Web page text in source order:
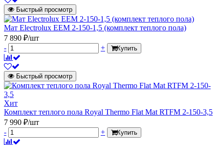
Быстрый просмотр
Мат Electrolux EEM 2-150-1,5 (комплект теплого пола)
7 890 ₽/шт
-
+ Купить
Быстрый просмотр
Хит
Комплект теплого пола Royal Thermo Flat Mat RTFM 2-150-3,5
7 990 ₽/шт
-
+ Купить